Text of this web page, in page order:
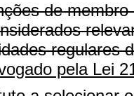
de
regulares
pela Lei